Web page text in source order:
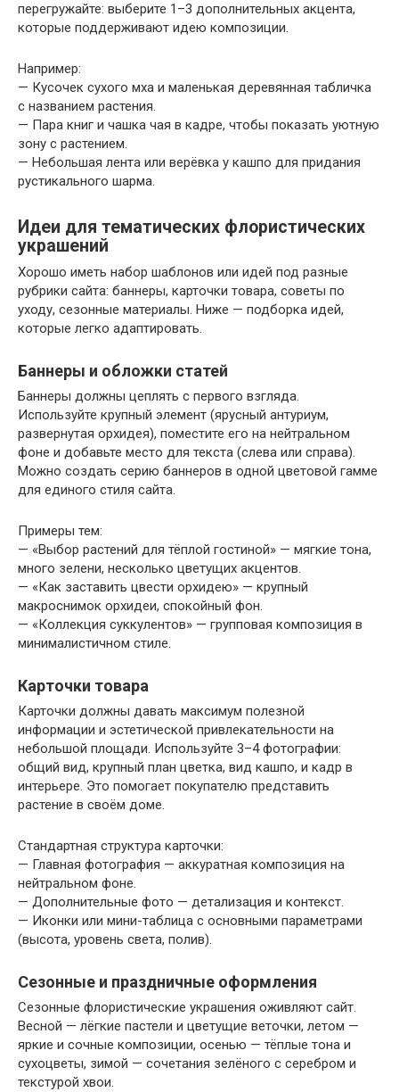
перегружайте: выберите 1–3 дополнительных акцента,
которые поддерживают идею композиции.
Например:
— Кусочек сухого мха и маленькая деревянная табличка
с названием растения.
— Пара книг и чашка чая в кадре, чтобы показать уютную
зону с растением.
— Небольшая лента или верёвка у кашпо для придания
рустикального шарма.
Идеи для тематических флористических
украшений
Хорошо иметь набор шаблонов или идей под разные
рубрики сайта: баннеры, карточки товара, советы по
уходу, сезонные материалы. Ниже — подборка идей,
которые легко адаптировать.
Баннеры и обложки статей
Баннеры должны цеплять с первого взгляда.
Используйте крупный элемент (ярусный антуриум,
развернутая орхидея), поместите его на нейтральном
фоне и добавьте место для текста (слева или справа).
Можно создать серию баннеров в одной цветовой гамме
для единого стиля сайта.
Примеры тем:
— «Выбор растений для тёплой гостиной» — мягкие тона,
много зелени, несколько цветущих акцентов.
— «Как заставить цвести орхидею» — крупный
макроснимок орхидеи, спокойный фон.
— «Коллекция суккулентов» — групповая композиция в
минималистичном стиле.
Карточки товара
Карточки должны давать максимум полезной
информации и эстетической привлекательности на
небольшой площади. Используйте 3–4 фотографии:
общий вид, крупный план цветка, вид кашпо, и кадр в
интерьере. Это помогает покупателю представить
растение в своём доме.
Стандартная структура карточки:
— Главная фотография — аккуратная композиция на
нейтральном фоне.
— Дополнительные фото — детализация и контекст.
— Иконки или мини-таблица с основными параметрами
(высота, уровень света, полив).
Сезонные и праздничные оформления
Сезонные флористические украшения оживляют сайт.
Весной — лёгкие пастели и цветущие веточки, летом —
яркие и сочные композиции, осенью — тёплые тона и
сухоцветы, зимой — сочетания зелёного с серебром и
текстурой хвои.